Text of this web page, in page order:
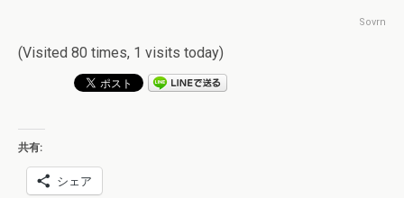
Sovrn
(Visited 80 times, 1 visits today)
共有:
シェア